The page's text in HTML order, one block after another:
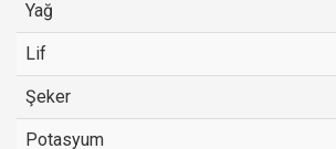
Yağ
Lif
Şeker
Potasyum